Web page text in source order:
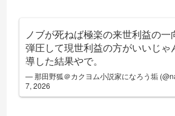
ノブが死ねば極楽の来世利益の一
弾圧して現世利益の方がいいじゃ
導した結果やで。
— 那田野狐＠カクヨム小説家になろう垢
7, 2026